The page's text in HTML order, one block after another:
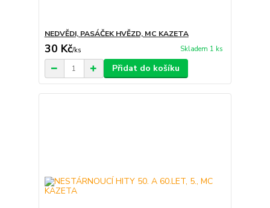
NEDVĚDI, PASÁČEK HVĚZD, MC KAZETA
30 Kč/ks Skladem 1 ks
Přidat do košíku